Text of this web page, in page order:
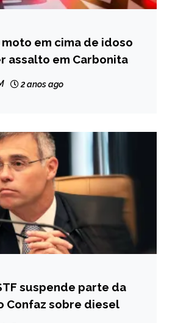
em cima de idoso
assalto em Carbonita
2 anos ago
suspende parte da
Confaz sobre diesel